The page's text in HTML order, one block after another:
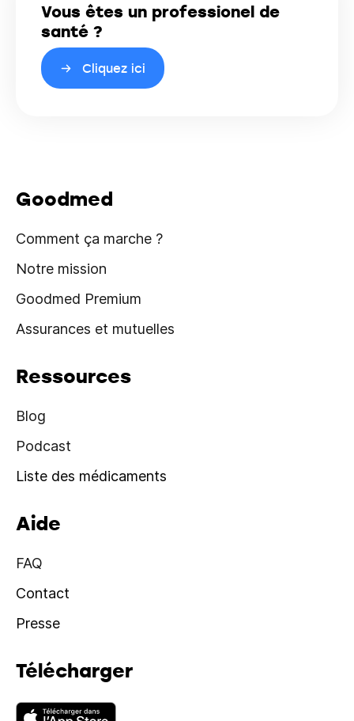
Vous êtes un professionel de
santé ?
Cliquez ici
Goodmed
Comment ça marche ?
Notre mission
Goodmed Premium
Assurances et mutuelles
Ressources
Blog
Podcast
Liste des médicaments
Aide
FAQ
Contact
Presse
Télécharger